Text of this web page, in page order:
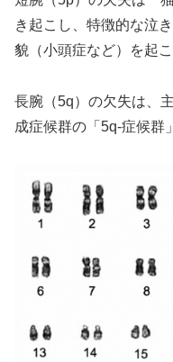
き起こし、特徴的な泣
貌（小頭症など）を起こ
長腕（5q）の欠失は、
成症候群の「5q-症候群